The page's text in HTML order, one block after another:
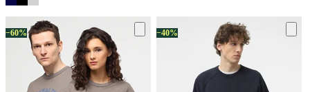
−60% −40%